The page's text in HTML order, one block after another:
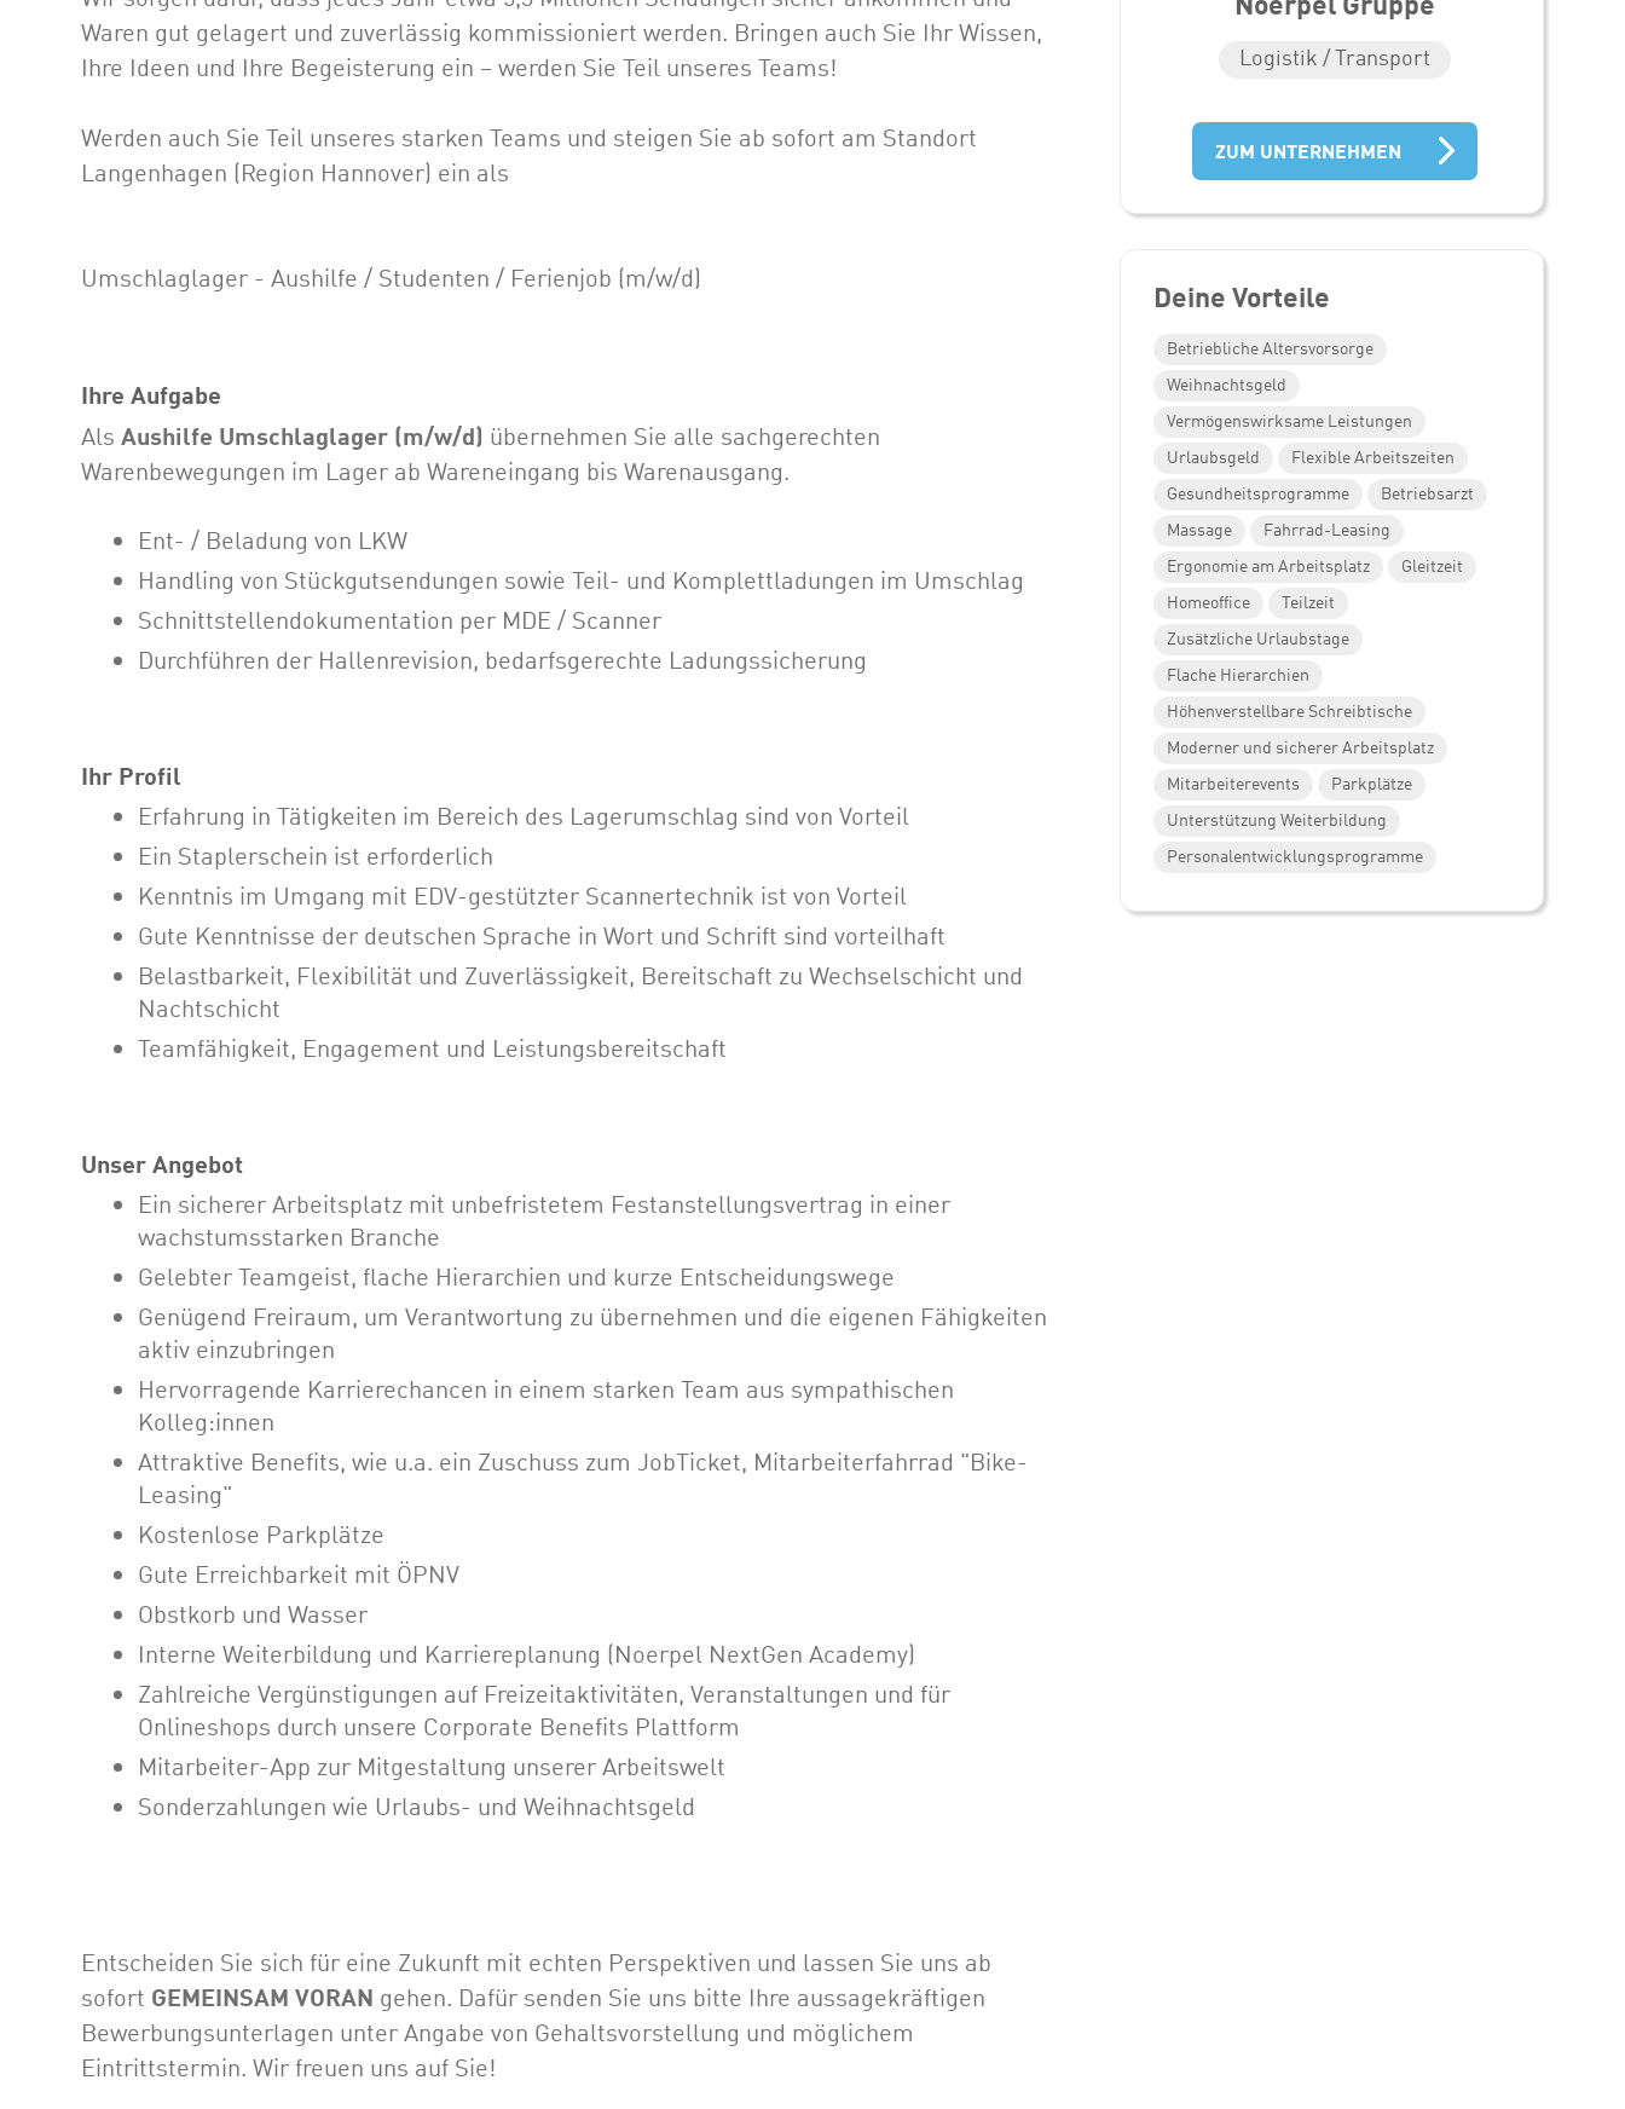
Waren gut gelagert und zuverlässig kommissioniert werden. Bringen auch Sie Ihr Wissen,
Ihre Ideen und Ihre Begeisterung ein – werden Sie Teil unseres Teams!
Werden auch Sie Teil unseres starken Teams und steigen Sie ab sofort am Standort
Langenhagen (Region Hannover) ein als
Umschlaglager - Aushilfe / Studenten / Ferienjob (m/w/d)
Ihre Aufgabe
AlsAushilfe Umschlaglager (m/w/d) übernehmen Sie alle sachgerechten
Warenbewegungen im Lager ab Wareneingang bis Warenausgang.
Ent- / Beladung von LKW
Handling von Stückgutsendungen sowie Teil- und Komplettladungen im Umschlag
Schnittstellendokumentation per MDE / Scanner
Durchführen der Hallenrevision, bedarfsgerechte Ladungssicherung
Ihr Profil
Erfahrung in Tätigkeiten im Bereich des Lagerumschlag sind von Vorteil
Ein Staplerschein ist erforderlich
Kenntnis im Umgang mit EDV-gestützter Scannertechnik ist von Vorteil
Gute Kenntnisse der deutschen Sprache in Wort und Schrift sind vorteilhaft
Belastbarkeit, Flexibilität und Zuverlässigkeit, Bereitschaft zu Wechselschicht und
Nachtschicht
Teamfähigkeit, Engagement und Leistungsbereitschaft
Unser Angebot
Ein sicherer Arbeitsplatz mit unbefristetem Festanstellungsvertrag in einer
wachstumsstarken Branche
Gelebter Teamgeist, flache Hierarchien und kurze Entscheidungswege
Genügend Freiraum, um Verantwortung zu übernehmen und die eigenen Fähigkeiten
aktiv einzubringen
Hervorragende Karrierechancen in einem starken Team aus sympathischen
Kolleg:innen
Attraktive Benefits, wie u.a. ein Zuschuss zum JobTicket, Mitarbeiterfahrrad "Bike-
Leasing"
Kostenlose Parkplätze
Gute Erreichbarkeit mit ÖPNV
Obstkorb und Wasser
Interne Weiterbildung und Karriereplanung (Noerpel NextGen Academy)
Zahlreiche Vergünstigungen auf Freizeitaktivitäten, Veranstaltungen und für
Onlineshops durch unsere Corporate Benefits Plattform
Mitarbeiter-App zur Mitgestaltung unserer Arbeitswelt
Sonderzahlungen wie Urlaubs- und Weihnachtsgeld
Entscheiden Sie sich für eine Zukunft mit echten Perspektiven und lassen Sie uns ab
sofort GEMEINSAM VORAN gehen. Dafür senden Sie uns bitte Ihre aussagekräftigen
Bewerbungsunterlagen unter Angabe von Gehalts­vor­stellung und möglichem
Eintrittstermin. Wir freuen uns auf Sie!
Logistik / Transport
ZUM UNTERNEHMEN
Deine Vorteile
Betriebliche Altersvorsorge
Weihnachtsgeld
Vermögenswirksame Leistungen
Urlaubsgeld
Flexible Arbeitszeiten
Gesundheitsprogramme
Betriebsarzt
Massage
Fahrrad-Leasing
Ergonomie am Arbeitsplatz
Gleitzeit
Homeoffice
Teilzeit
Zusätzliche Urlaubstage
Flache Hierarchien
Höhenverstellbare Schreibtische
Moderner und sicherer Arbeitsplatz
Mitarbeiterevents
Parkplätze
Unterstützung Weiterbildung
Personalentwicklungsprogramme